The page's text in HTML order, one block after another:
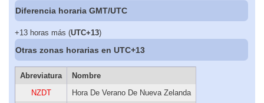
Diferencia horaria GMT/UTC
+13 horas más (UTC+13)
Otras zonas horarias en UTC+13
Abreviatura
Nombre
NZDT
Hora De Verano De Nueva Zelanda